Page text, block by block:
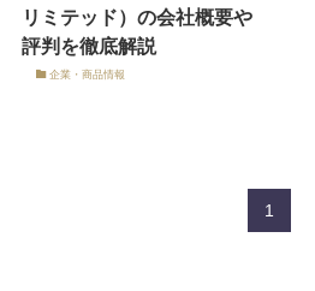
リミテッド）の会社概要や
評判を徹底解説
企業・商品情報
1